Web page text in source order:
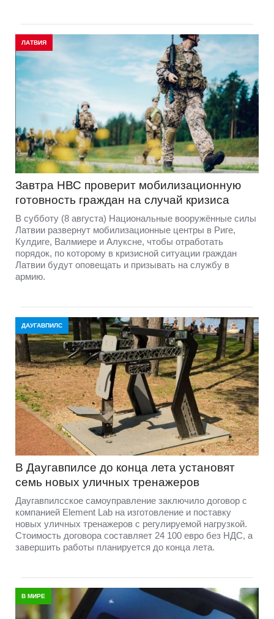
ЛАТВИЯ
Завтра НВС проверит мобилизационную
готовность граждан на случай кризиса
В субботу (8 августа) Национальные вооружённые силы
Латвии развернут мобилизационные центры в Риге,
Кулдиге, Валмиере и Алуксне, чтобы отработать
порядок, по которому в кризисной ситуации граждан
Латвии будут оповещать и призывать на службу в
армию.
ДАУГАВПИЛС
В Даугавпилсе до конца лета установят
семь новых уличных тренажеров
Даугавпилсское самоуправление заключило договор с
компанией Element Lab на изготовление и поставку
новых уличных тренажеров с регулируемой нагрузкой.
Стоимость договора составляет 24 100 евро без НДС, а
завершить работы планируется до конца лета.
В МИРЕ